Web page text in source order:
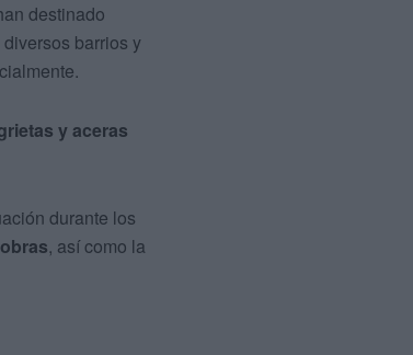
destinado
barrios y
y aceras
durante los
, así como la